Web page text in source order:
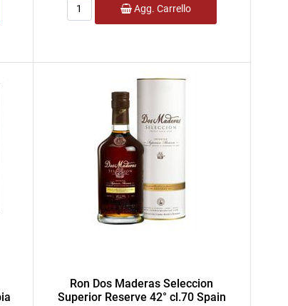
Agg. Carrello
Ron Dos Maderas Seleccion
Superior Reserve 42° cl.70 Spain